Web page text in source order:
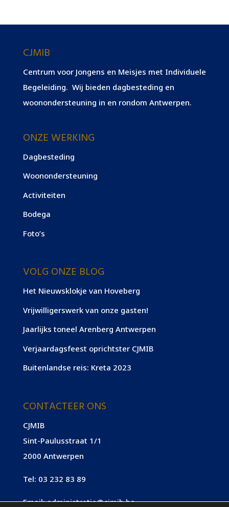
CJMIB
Centrum voor Jongens en Meisjes met Individuele
Begeleiding. Wij bieden dagbesteding en
woonondersteuning in en rondom Antwerpen.
ONZE WERKING
Dagbesteding
Woonondersteuning
Activiteiten
Bodega
Foto’s
VOLG ONZE BLOG
Het Nieuwsklokje van Hoveberg
Vrijwilligerswerk van onze gasten!
Jaarlijks toneel Arenberg Antwerpen
Verjaardagsfeest oprichtster CJMIB
Buitenlandse reis: Kreta 2023
CONTACTEER ONS
CJMIB
Sint-Paulusstraat 1/1
2000 Antwerpen
Tel: 03 232 83 89
Email:administratie@cjmib.be